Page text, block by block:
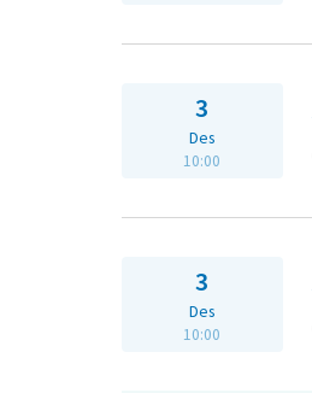
3
Des
10:00
3
Des
10:00